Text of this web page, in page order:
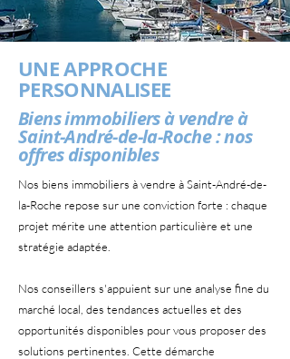
UNE APPROCHE
PERSONNALISEE
Biens immobiliers à vendre à
Saint-André-de-la-Roche : nos
offres disponibles
Nos biens immobiliers à vendre à Saint-André-de-
la-Roche repose sur une conviction forte : chaque
projet mérite une attention particulière et une
stratégie adaptée.
Nos conseillers s'appuient sur une analyse fine du
marché local, des tendances actuelles et des
opportunités disponibles pour vous proposer des
solutions pertinentes. Cette démarche